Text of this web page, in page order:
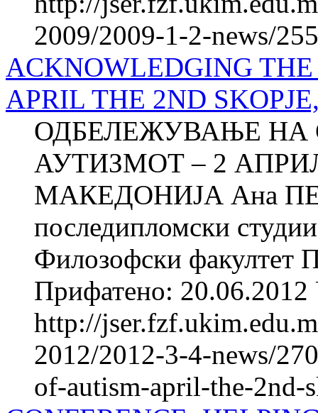
2009/2009-1-2-news/
ACKNOWLEDGING
APRIL THE 2ND
ОДБЕЛЕЖУВАЊЕ НА
АУТИЗМОТ – 2
МАКЕДОНИЈА Ана
последипломски
Филозофски факултет
Прифатено:
http://
2012/2012-3-4-news/
of-autism-april-the-2nd-